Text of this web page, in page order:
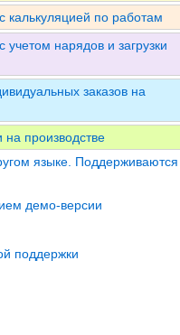
по работам
нарядов и загрузки
заказов на
на производстве
языке.
демо-версии
поддержки